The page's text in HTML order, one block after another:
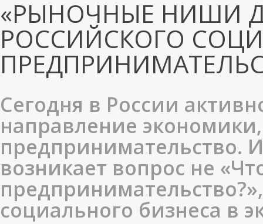
«РЫНОЧНЫЕ НИШИ
РОССИЙСКОГО
Сегодня в России
направление
предпринимательство.
возникает вопрос не
социального бизнеса в